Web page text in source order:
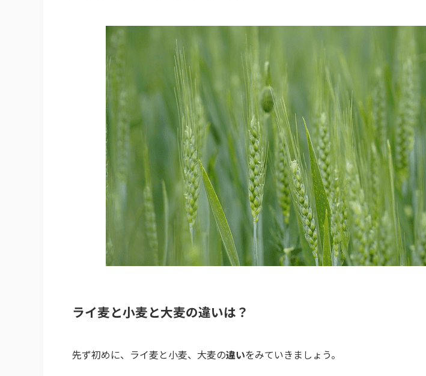
ライ麦と小麦と大麦の違いは？
先ず初めに、ライ麦と小麦、大麦の違いをみていきましょう。